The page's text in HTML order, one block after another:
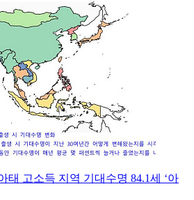
태 고소득 지역 기대수명 84.1세 ‘아